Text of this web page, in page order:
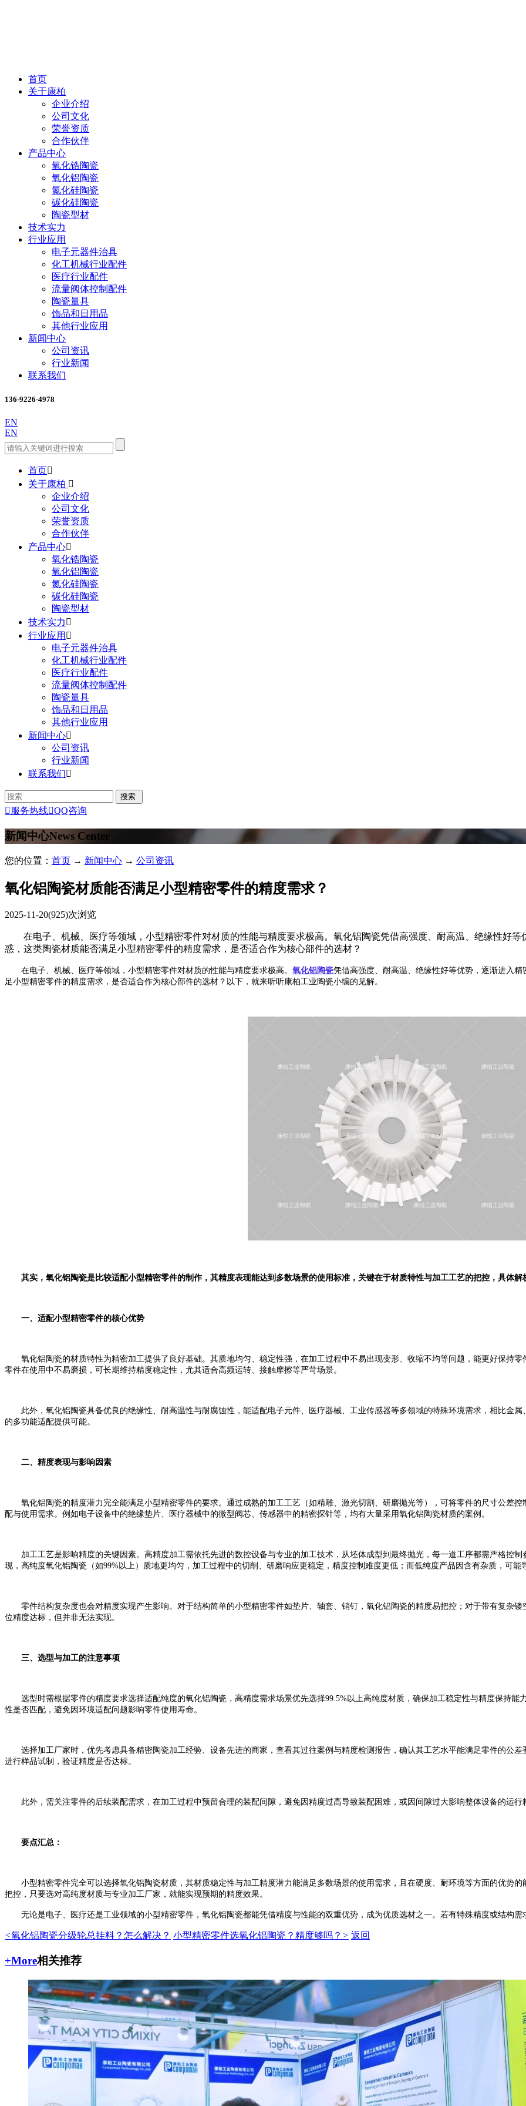
首页
关于康柏
企业介绍
公司文化
荣誉资质
合作伙伴
产品中心
氧化锆陶瓷
氧化铝陶瓷
氮化硅陶瓷
碳化硅陶瓷
陶瓷型材
技术实力
行业应用
电子元器件治具
化工机械行业配件
医疗行业配件
流量阀体控制配件
陶瓷量具
饰品和日用品
其他行业应用
新闻中心
公司资讯
行业新闻
联系我们
136-9226-4978
EN
EN
首页
关于康柏 
企业介绍
公司文化
荣誉资质
合作伙伴
产品中心
氧化锆陶瓷
氧化铝陶瓷
氮化硅陶瓷
碳化硅陶瓷
陶瓷型材
技术实力 
行业应用 
电子元器件治具
化工机械行业配件
医疗行业配件
流量阀体控制配件
陶瓷量具
饰品和日用品
其他行业应用
新闻中心
公司资讯
行业新闻
联系我们
 服务热线QQ咨询
新闻中心News Center
您的位置： 首页 → 新闻中心 → 公司资讯
氧化铝陶瓷材质能否满足小型精密零件的精度需求？
2025-11-20(925)次浏览
在电子、机械、医疗等领域，小型精密零件对材质的性能与精度要求极高。氧化铝陶瓷凭借高强度、耐高温、绝缘性好等
惑，这类陶瓷材质能否满足小型精密零件的精度需求，是否适合作为核心部件的选材？
在电子、机械、医疗等领域，小型精密零件对材质的性能与精度要求极高。 氧化铝陶瓷凭借高强度、耐高温、绝缘性好等优势，逐渐进入
足小型精密零件的精度需求，是否适合作为核心部件的选材？以下，就来听听康柏工业陶瓷小编的见解。
其实，氧化铝陶瓷是比较适配小型精密零件的制作，其精度表现能达到多数场景的使用标准，关键在于材质特性与加工工艺的把控，具体解
一、适配小型精密零件的核心优势
氧化铝陶瓷的材质特性为精密加工提供了良好基础。其质地均匀、稳定性强，在加工过程中不易出现变形、收缩不均等问题，能更好保持
零件在使用中不易磨损，可长期维持精度稳定性，尤其适合高频运转、接触摩擦等严苛场景。
此外，氧化铝陶瓷具备优良的绝缘性、耐高温性与耐腐蚀性，能适配电子元件、医疗器械、工业传感器等多领域的特殊环境需求，相比金
的多功能适配提供可能。
二、精度表现与影响因素
氧化铝陶瓷的精度潜力完全能满足小型精密零件的要求。通过成熟的加工工艺（如精雕、激光切割、研磨抛光等），可将零件的尺寸公差
配与使用需求。例如电子设备中的绝缘垫片、医疗器械中的微型阀芯、传感器中的精密探针等，均有大量采用氧化铝陶瓷材质的案例。
加工工艺是影响精度的关键因素。高精度加工需依托先进的数控设备与专业的加工技术，从坯体成型到最终抛光，每一道工序都需严格控
现，高纯度氧化铝陶瓷（如99%以上）质地更均匀，加工过程中的切削、研磨响应更稳定，精度控制难度更低；而低纯度产品因含有杂质，可
零件结构复杂度也会对精度实现产生影响。对于结构简单的小型精密零件如垫片、轴套、销钉，氧化铝陶瓷的精度易把控；对于带有复杂
位精度达标，但并非无法实现。
三、选型与加工的注意事项
选型时需根据零件的精度要求选择适配纯度的氧化铝陶瓷，高精度需求场景优先选择99.5%以上高纯度材质，确保加工稳定性与精度保持能
性是否匹配，避免因环境适配问题影响零件使用寿命。
选择加工厂家时，优先考虑具备精密陶瓷加工经验、设备先进的商家，查看其过往案例与精度检测报告，确认其工艺水平能满足零件的公
进行样品试制，验证精度是否达标。
此外，需关注零件的后续装配需求，在加工过程中预留合理的装配间隙，避免因精度过高导致装配困难，或因间隙过大影响整体设备的运行
要点汇总：
小型精密零件完全可以选择氧化铝陶瓷材质，其材质稳定性与加工精度潜力能满足多数场景的使用需求，且在硬度、耐环境等方面的优势
把控，只要选对高纯度材质与专业加工厂家，就能实现预期的精度效果。
无论是电子、医疗还是工业领域的小型精密零件，氧化铝陶瓷都能凭借精度与性能的双重优势，成为优质选材之一。若有特殊精度或结构需
<氧化铝陶瓷分级轮总挂料？怎么解决？ 小型精密零件选氧化铝陶瓷？精度够吗？​ > 返回
+More相关推荐